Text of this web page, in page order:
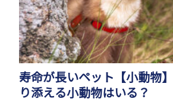
寿命が長いペット【小動物
り添える小動物はいる？